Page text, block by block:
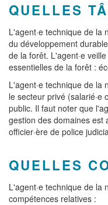
QUELLES
L'agent·e technique de
du développement
de la forêt. L'agent·e
essentielles de la forêt :
L'agent·e technique de la
le secteur privé (salarié·e
public. Il faut noter que
gestion des domaines est
officier·ère de police
QUELLES
L'agent·e technique de
compétences relatives :